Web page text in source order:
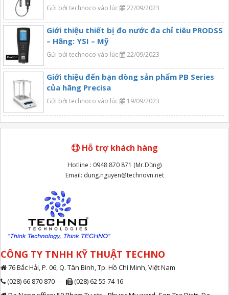
Gửi bởi technoco vào lúc 27/09/2023
Giới thiệu thiết bị đo nước đa chỉ tiêu PRODSS
– Hãng: YSI – Mỹ
Gửi bởi technoco vào lúc 22/09/2023
Giới thiệu đến bạn dòng sản phẩm PB Series
của hãng Precisa
Gửi bởi technoco vào lúc 19/09/2023
Hỗ trợ khách hàng
Hotline : 0948 870 871 (Mr.Dũng)
Email: dung.nguyen@technovn.net
CÔNG TY TNHH KỸ THUẬT TECHNO
76 Bắc Hải, P. 06, Q. Tân Bình, Tp. Hồ Chí Minh, Việt Nam
(028) 66 870 870 -
(028) 62 55 74 16